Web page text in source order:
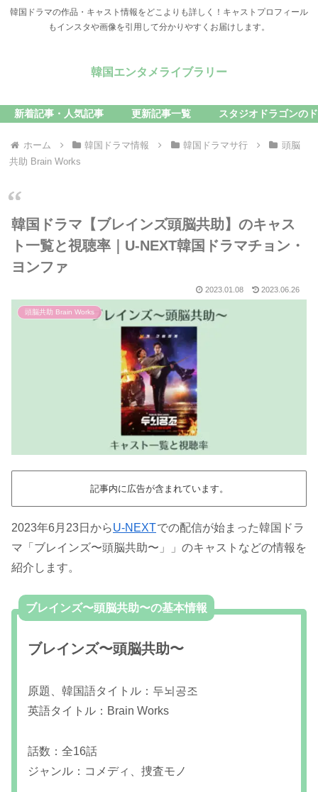
韓国ドラマの作品・キャスト情報をどこよりも詳しく！キャストプロフィール
もインスタや画像を引用して分かりやすくお届けします。
韓国エンタメライブラリー
新着記事・人気記事 更新記事一覧 スタジオドラゴンの
ホーム 韓国ドラマ情報 韓国ドラマサ行
頭脳
共助 Brain Works
韓国ドラマ【ブレインズ頭脳共助】のキャス
ト一覧と視聴率｜U-NEXT韓国ドラマチョン・
ヨンファ
2023.01.08 2023.06.26
頭脳共助 Brain Works
記事内に広告が含まれています。
2023年6月23日からU-NEXTでの配信が始まった韓国ドラ
マ「ブレインズ〜頭脳共助〜」」のキャストなどの情報を
紹介します。
ブレインズ〜頭脳共助〜の基本情報
ブレインズ〜頭脳共助〜
原題、韓国語タイトル：두뇌공조
英語タイトル：Brain Works
話数：全16話
ジャンル：コメディ、捜査モノ